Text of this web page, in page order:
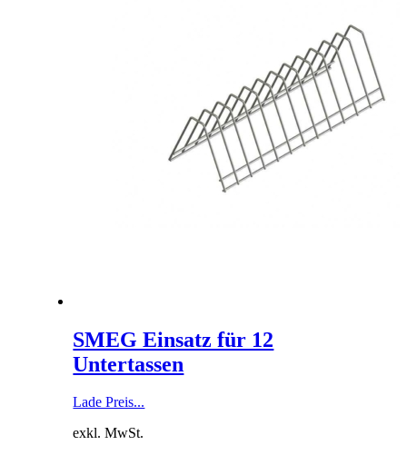
SMEG Einsatz für 12
Untertassen
Lade Preis...
exkl. MwSt.